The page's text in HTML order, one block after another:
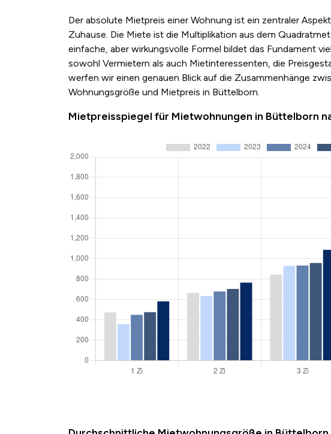
Der absolute Mietpreis einer Wohnung ist ein zentraler
Zuhause. Die Miete ist die Multiplikation aus dem
einfache, aber wirkungsvolle Formel bildet das Fundament
sowohl Vermietern als auch Mietinteressenten, die
werfen wir einen genauen Blick auf die Zusammenhänge
Wohnungsgröße und Mietpreis in Büttelborn.
Mietpreisspiegel für Mietwohnungen in Büttelborn